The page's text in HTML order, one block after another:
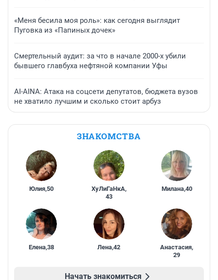
«Меня бесила моя роль»: как сегодня выглядит
Пуговка из «Папиных дочек»
Смертельный аудит: за что в начале 2000-х убили
бывшего главбуха нефтяной компании Уфы
AI-AINA: Атака на соцсети депутатов, бюджета вузов
не хватило лучшим и сколько стоит арбуз
ЗНАКОМСТВА
Юлия,50 ХуЛиГаНкА,
43
Милана,40
Елена,38 Лена,42 Анастасия,
29
Начать знакомиться